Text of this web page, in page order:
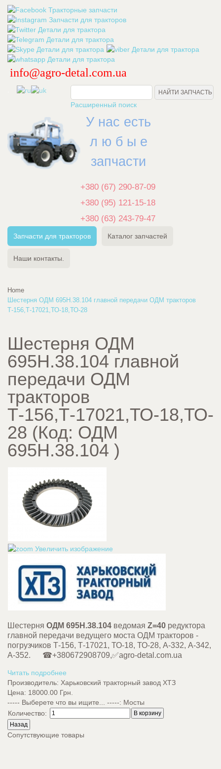
info@agro-detal.com.ua
Расширенный поиск
У нас есть
л ю б ы е
запчасти
+380 (67) 290-87-09
+380 (95) 121-15-18
+380 (63) 243-79-47
Запчасти для тракторов Каталог запчастей
Наши контакты.
Home
Шестерня ОДМ 695Н.38.104 главной передачи ОДМ тракторов
Т-156,Т-17021,ТО-18,ТО-28
Шестерня ОДМ
695Н.38.104 главной
передачи ОДМ
тракторов
Т-156,Т-17021,ТО-18,ТО-
28 (Код: ОДМ
695Н.38.104 )
Увеличить изображение
Шестерня ОДМ 695Н.38.104 ведомая Z=40 редуктора
главной передачи ведущего моста ОДМ тракторов -
погрузчиков Т-156, Т-17021, ТО-18, ТО-28, А-332, А-342,
А-352. ☎+380672908709,✅agro-detal.com.ua
Читать подробнее
Производитель: Харьковский тракторный завод ХТЗ
Цена: 18000.00 Грн.
----- Выберете что вы ищите... -----: Мосты
Количество:
Сопутствующие товары